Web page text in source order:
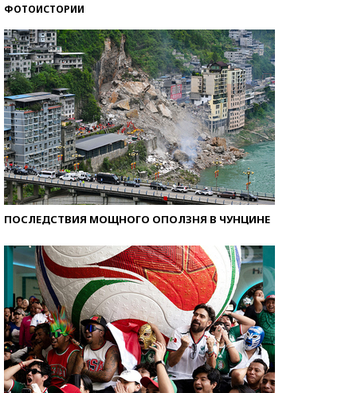
ФОТОИСТОРИИ
ПОСЛЕДСТВИЯ МОЩНОГО ОПОЛЗНЯ В ЧУНЦИНЕ